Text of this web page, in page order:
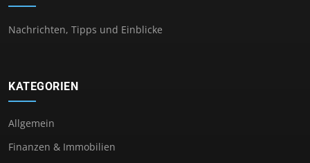
Nachrichten, Tipps und Einblicke
KATEGORIEN
Allgemein
Finanzen & Immobilien